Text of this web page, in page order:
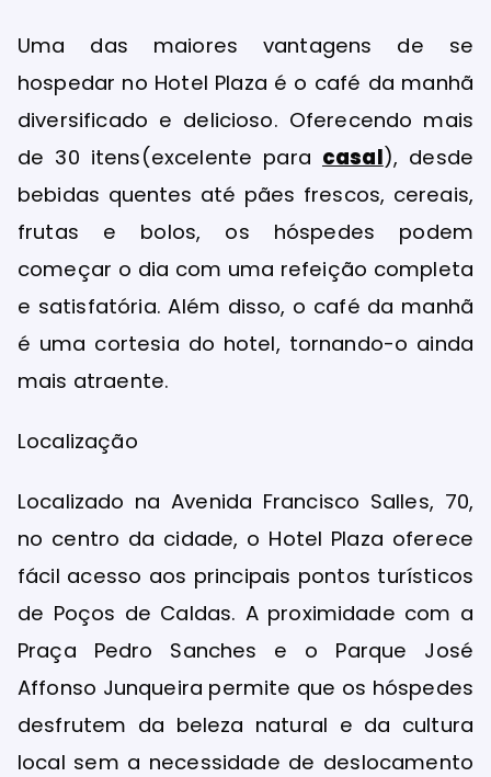
Uma das maiores vantagens de se
hospedar no Hotel Plaza é o café da manhã
diversificado e delicioso. Oferecendo mais
de 30 itens(excelente para casal), desde
bebidas quentes até pães frescos, cereais,
frutas e bolos, os hóspedes podem
começar o dia com uma refeição completa
e satisfatória. Além disso, o café da manhã
é uma cortesia do hotel, tornando-o ainda
mais atraente.
Localização
Localizado na Avenida Francisco Salles, 70,
no centro da cidade, o Hotel Plaza oferece
fácil acesso aos principais pontos turísticos
de Poços de Caldas. A proximidade com a
Praça Pedro Sanches e o Parque José
Affonso Junqueira permite que os hóspedes
desfrutem da beleza natural e da cultura
local sem a necessidade de deslocamento